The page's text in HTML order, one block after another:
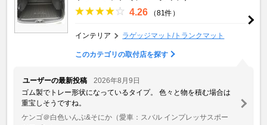
4.26 （81件）
インテリア ラゲッジマット/トランクマット
このカテゴリの取付店を探す
ユーザーの最新投稿
2026年8月9日
ゴム製でトレー形状になっているタイプ。 色々と物を積む場合は
重宝しそうですね。
ケンゴ＠白色いんぷ&そにか （愛車：スバル インプレッサスポー